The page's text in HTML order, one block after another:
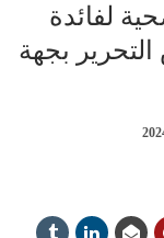
لفائدة
بجهة